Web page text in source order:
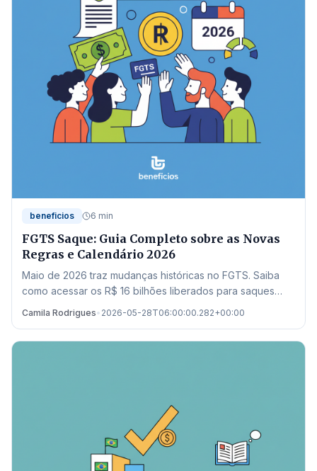
beneficios 6 min
FGTS Saque: Guia Completo sobre as Novas
Regras e Calendário 2026
Maio de 2026 traz mudanças históricas no FGTS. Saiba
como acessar os R$ 16 bilhões liberados para saques
Camila Rodrigues• 2026-05-28T06:00:00.282+00:00